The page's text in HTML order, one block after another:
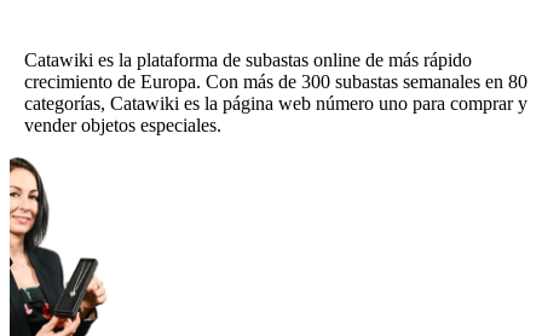
Catawiki es la plataforma de subastas online de más rápido
crecimiento de Europa. Con más de 300 subastas semanales en 80
categorías, Catawiki es la página web número uno para comprar y
vender objetos especiales.